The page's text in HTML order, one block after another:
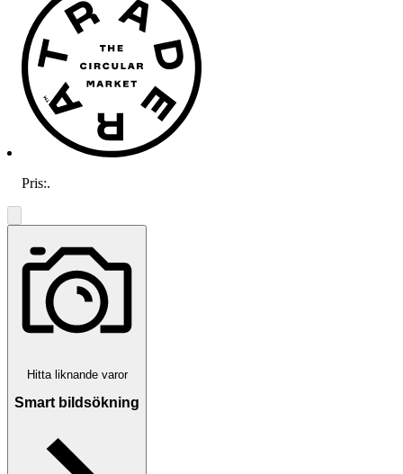
Pris:.
Hitta liknande varor
Smart bildsökning